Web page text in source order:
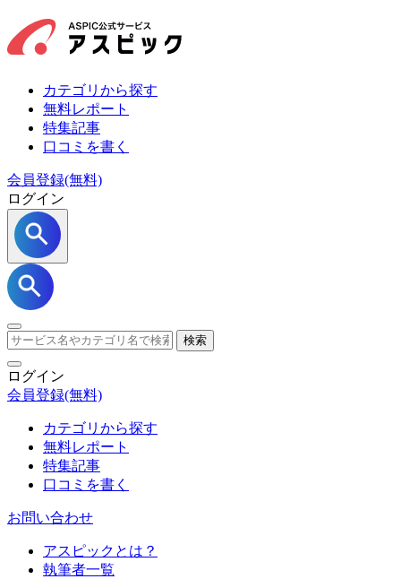
カテゴリから探す
無料レポート
特集記事
口コミを書く
会員登録(無料)
ログイン
検索
ログイン
会員登録(無料)
カテゴリから探す
無料レポート
特集記事
口コミを書く
お問い合わせ
アスピックとは？
執筆者一覧